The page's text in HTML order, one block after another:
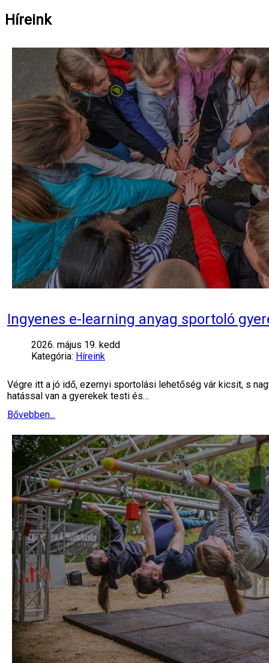
Híreink
Ingyenes e-learning anyag sportoló
2026. május 19. kedd
Kategória: Híreink
Végre itt a jó idő, ezernyi sportolási lehetőség vár kicsit, s
hatással van a gyerekek testi és…
Bővebben...